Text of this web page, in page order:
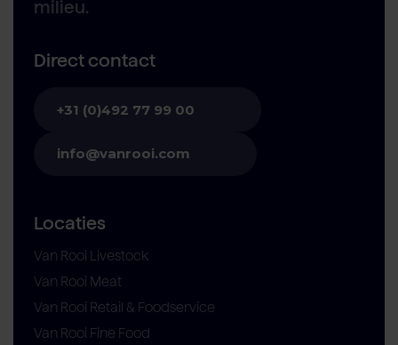
milieu.
Direct contact
+31 (0)492 77 99 00
info@vanrooi.com
Locaties
Van Rooi Livestock
Van Rooi Meat
Van Rooi Retail & Foodservice
Van Rooi Fine Food